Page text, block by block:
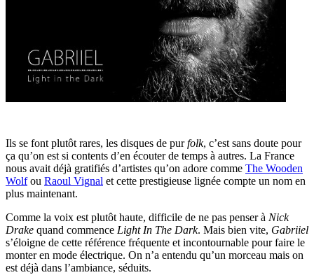
Ils se font plutôt rares, les disques de purfolk, c’est sans doute pour
ça qu’on est si contents d’en écouter de temps à autres. La France
nous avait déjà gratifiés d’artistes qu’on adore comme The Wooden
Wolfou Raoul Vignal et cette prestigieuse lignée compte un nom en
plus maintenant.
Comme la voix est plutôt haute, difficile de ne pas penser à Nick
Drake quand commence Light In The Dark. Mais bien vite, Gabriiel
s’éloigne de cette référence fréquente et incontournable pour faire le
monter en mode électrique. On n’a entendu qu’un morceau mais on
est déjà dans l’ambiance, séduits.